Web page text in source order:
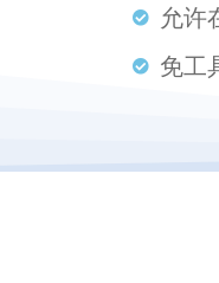
允许
免工